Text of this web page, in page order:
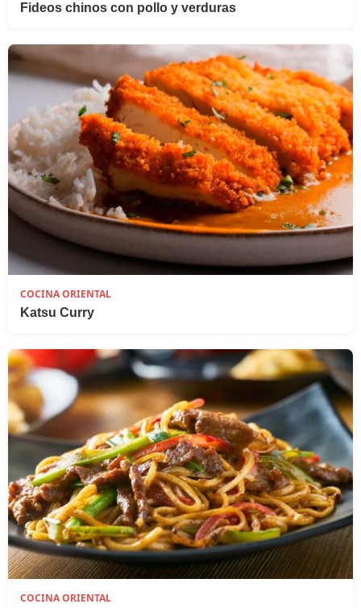
Fideos chinos con pollo y verduras
COCINA ORIENTAL
Katsu Curry
COCINA ORIENTAL